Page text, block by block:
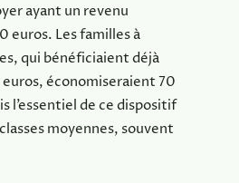
ayant un revenu
euros. Les familles à
qui bénéficiaient déjà
euros, économiseraient 70
l’essentiel de ce dispositif
moyennes, souvent